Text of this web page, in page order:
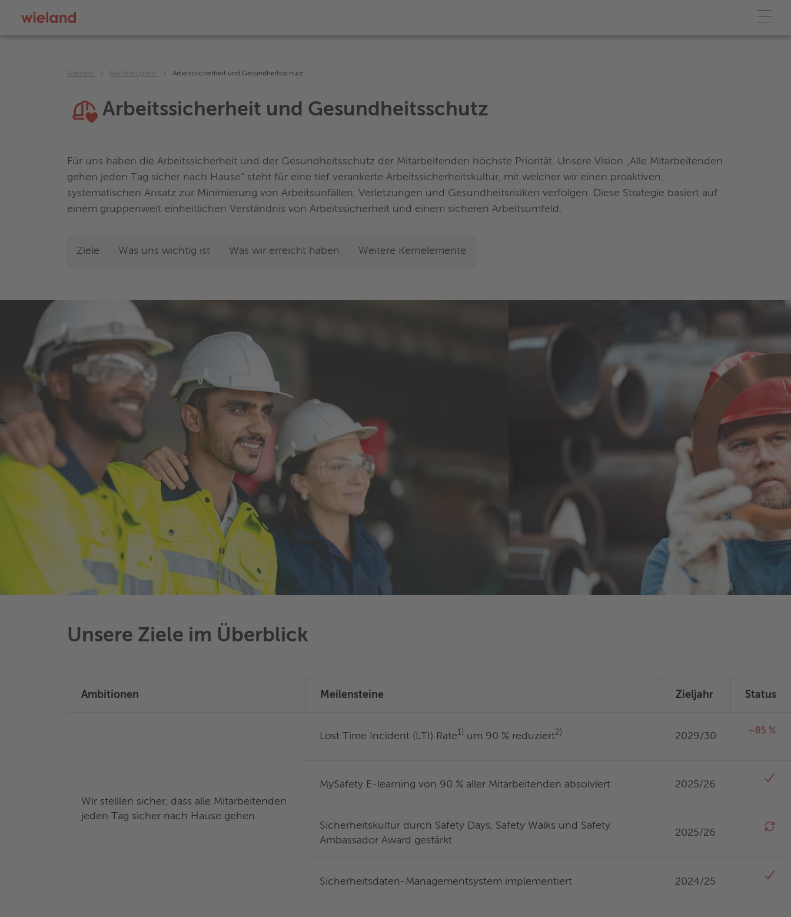
Wieland Nachhaltigkeit Arbeitssicherheit und Gesundheitsschutz
Arbeitssicherheit und Gesundheitsschutz
Für uns haben die Arbeitssicherheit und der Gesundheitsschutz der Mitarbeitenden höchste Priorität. Unsere Vision „Alle Mitarbeitenden
gehen jeden Tag sicher nach Hause“ steht für eine tief verankerte Arbeitssicherheitskultur, mit welcher wir einen proaktiven,
systematischen Ansatz zur Minimierung von Arbeitsunfällen, Verletzungen und Gesundheitsrisiken verfolgen. Diese Strategie basiert auf
einem gruppenweit einheitlichen Verständnis von Arbeitssicherheit und einem sicheren Arbeitsumfeld.
Ziele Was uns wichtig ist Was wir erreicht haben Weitere Kernelemente
Unsere Ziele im Überblick
Ambitionen Meilensteine Zieljahr Status
Wir stelllen sicher, dass alle Mitarbeitenden
jeden Tag sicher nach Hause gehen.
Lost Time Incident (LTI) Rate1) um 90 % reduziert2) 2029/30
MySafety E-learning von 90 % aller Mitarbeitenden absolviert 2025/26
Sicherheitskultur durch Safety Days, Safety Walks und Safety
Ambassador Award gestärkt
2025/26
Sicherheitsdaten-Managementsystem implementiert 2024/25